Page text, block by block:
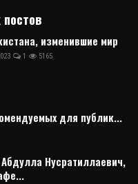
изменившие мир
1 5165
для публик...
Нусратиллаевич,